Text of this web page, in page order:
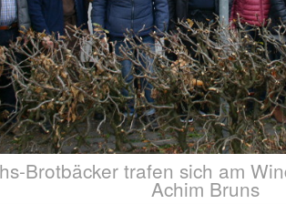
Brotbäcker trafen sich am
Achim Bruns